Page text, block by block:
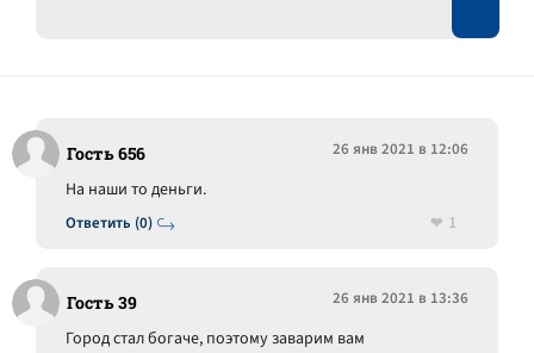
Гость 656 26 янв 2021 в 12:06
Ответить (0)
На наши то деньги.
1
Гость 39 26 янв 2021 в 13:36
Город стал богаче, поэтому заварим вам